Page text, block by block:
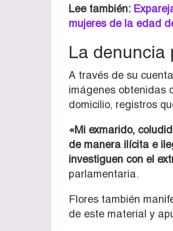
Lee también:
mujeres de la edad
La denuncia
A través de su
imágenes obtenidas
domicilio, registros
«Mi exmarido,
de manera ilícita e
investiguen con el
parlamentaria.
Flores también
de este material y